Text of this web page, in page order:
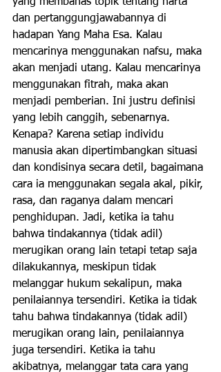
dan pertanggungjawabannya di
hadapan Yang Maha Esa. Kalau
mencarinya menggunakan nafsu, maka
akan menjadi utang. Kalau mencarinya
menggunakan fitrah, maka akan
menjadi pemberian. Ini justru definisi
yang lebih canggih, sebenarnya.
Kenapa? Karena setiap individu
manusia akan dipertimbangkan situasi
dan kondisinya secara detil, bagaimana
cara ia menggunakan segala akal, pikir,
rasa, dan raganya dalam mencari
penghidupan. Jadi, ketika ia tahu
bahwa tindakannya (tidak adil)
merugikan orang lain tetapi tetap saja
dilakukannya, meskipun tidak
melanggar hukum sekalipun, maka
penilaiannya tersendiri. Ketika ia tidak
tahu bahwa tindakannya (tidak adil)
merugikan orang lain, penilaiannya
juga tersendiri. Ketika ia tahu
akibatnya, melanggar tata cara yang